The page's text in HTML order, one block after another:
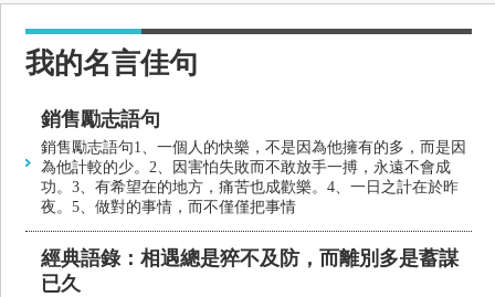
我的名言佳句
銷售勵志語句
銷售勵志語句1、一個人的快樂，不是因為他擁有的多，而是因
為他計較的少。2、因害怕失敗而不敢放手一搏，永遠不會成
功。3、有希望在的地方，痛苦也成歡樂。4、一日之計在於昨
夜。5、做對的事情，而不僅僅把事情
經典語錄：相遇總是猝不及防，而離別多是蓄謀
已久